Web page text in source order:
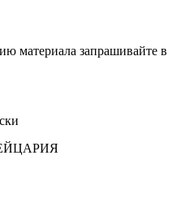
материала запрашивайте в